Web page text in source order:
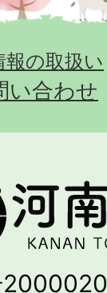
報の取扱い
い合わせ